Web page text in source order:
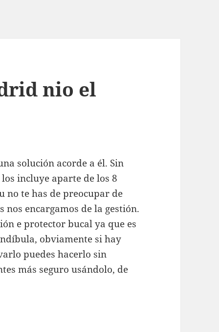
nio el
solución acorde a él. Sin
incluye aparte de los 8
no te has de preocupar de
nos encargamos de la gestión.
e protector bucal ya que es
obviamente si hay
puedes hacerlo sin
más seguro usándolo, de